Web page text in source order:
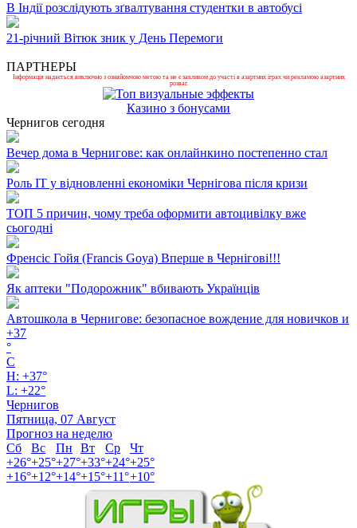
В Індії розслідують зґвалтування студентки в автобусі
21-річний Вітюк зник у День Перемоги
ПАРТНЕРЫ
Інформація надається виключно з ознайомчою метою та не є закликом до участі в азартних іграх чи рекламою азартних
розваг.
Казино з бонусами
Чернигов сегодня
Вечер дома в Чернигове: как онлайнкино постепенно стал
Роль ІТ у відновленні економіки Чернігова після кризи
ТОП 5 причин, чому треба оформити автоцивілку вже
сьогодні
Френсіс Гойя (Francis Goya) Вперше в Чернігові!!!
Як аптеки "Подорожник" вбивають Українців
Автошкола в Чернигове: безопасное вождение для новичков и
+37
°
C
H: +37°
L: +22°
Чернигов
Пятница, 07 Август
Прогноз на неделю
Сб
Вс Пн Вт Ср
Чт
+26°+25°+27°+33°+24°+25°
+16°+12°+14°+15°+11°+10°